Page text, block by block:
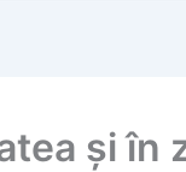
și în